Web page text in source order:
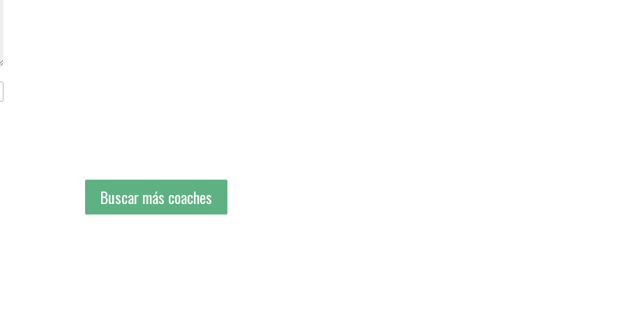
Buscar más coaches